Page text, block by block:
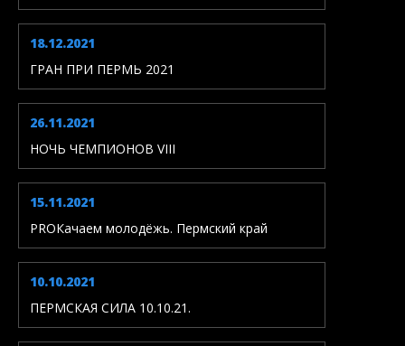
18.12.2021
ГРАН ПРИ ПЕРМЬ 2021
26.11.2021
НОЧЬ ЧЕМПИОНОВ VIII
15.11.2021
PROКачаем молодёжь. Пермский край
10.10.2021
ПЕРМСКАЯ СИЛА 10.10.21.